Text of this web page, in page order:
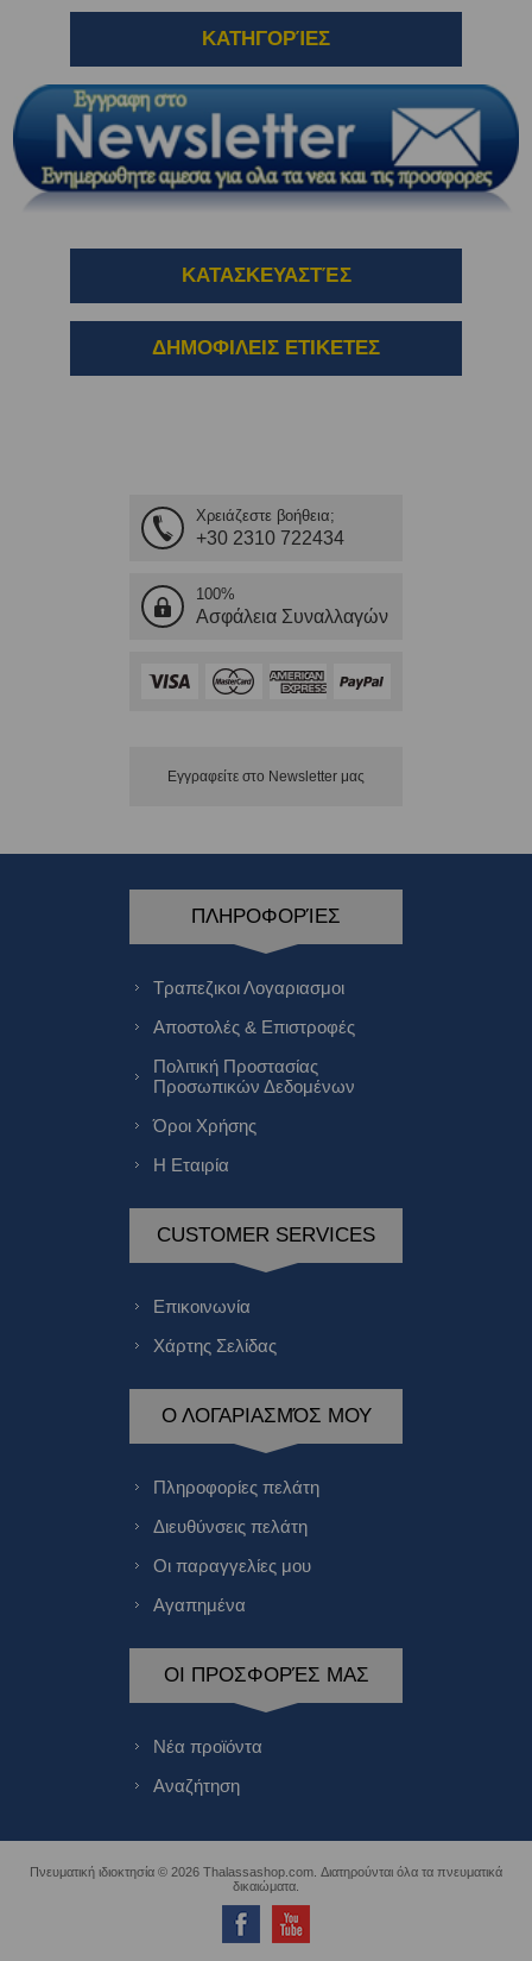
ΚΑΤΗΓΟΡΊΕΣ
ΚΑΤΑΣΚΕΥΑΣΤΈΣ
ΔΗΜΟΦΙΛΕΙΣ ΕΤΙΚΕΤΕΣ
Χρειάζεστε βοήθεια;
+30 2310 722434
100%
Ασφάλεια Συναλλαγών
Εγγραφείτε στο Νewsletter μας
ΠΛΗΡΟΦΟΡΊΕΣ
Τραπεζικοι Λογαριασμοι
Αποστολές & Επιστροφές
Πολιτική Προστασίας
Προσωπικών Δεδομένων
Όροι Χρήσης
Η Εταιρία
CUSTOMER SERVICES
Επικοινωνία
Χάρτης Σελίδας
Ο ΛΟΓΑΡΙΑΣΜΌΣ ΜΟΥ
Πληροφορίες πελάτη
Διευθύνσεις πελάτη
Οι παραγγελίες μου
Αγαπημένα
ΟΙ ΠΡΟΣΦΟΡΈΣ ΜΑΣ
Νέα προϊόντα
Αναζήτηση
Πνευματική ιδιοκτησία © 2026 Thalassashop.com. Διατηρούνται όλα τα πνευματικά
δικαιώματα.